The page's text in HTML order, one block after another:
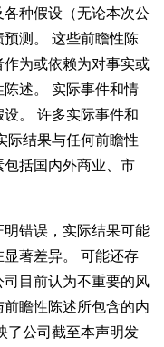
种假设（无论本次公
测。 这些前瞻性陈
为或依赖为对事实或
述。 实际事件和情
。 许多实际事件和
际结果与任何前瞻性
括国内外商业、市
错误，实际结果可能
著差异。 可能还存
目前认为不重要的风
瞻性陈述所包含的内
了公司截至本声明发